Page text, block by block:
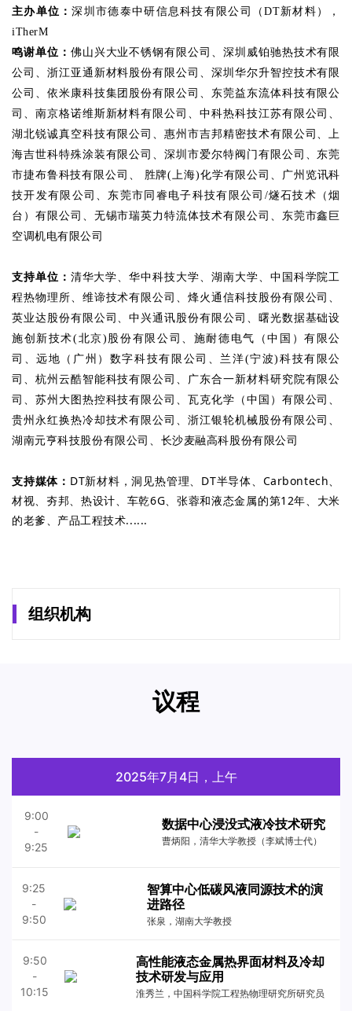
主办单位：深圳市德泰中研信息科技有限公司（DT新材料），
iTherM
鸣谢单位： 佛山兴大业不锈钢有限公司、深圳威铂驰热技术有限
公司、浙江亚通新材料股份有限公司、深圳华尔升智控技术有限
公司、依米康科技集团股份有限公司、东莞益东流体科技有限公
司、南京格诺维斯新材料有限公司、中科热科技江苏有限公司、
湖北锐诚真空科技有限公司、惠州市吉邦精密技术有限公司、上
海吉世科特殊涂装有限公司、深圳市爱尔特阀门有限公司、 东莞
市捷布鲁科技有限公司、
胜牌(上海)化学有限公司、 广州览讯科
技开发有限公司、东莞市同睿电子科技有限公司/燧石技术（烟
台）有限公司、无锡市瑞英力特流体技术有限公司 、 东莞市鑫巨
空调机电有限公司
支持单位： 清华大学、华中科技大学、湖南大学、中国科学院工
程热物理所、维谛技术有限公司、烽火通信科技股份有限公司、
英业达股份有限公司、中兴通讯股份有限公司、曙光数据基础设
施创新技术(北京)股份有限公司、施耐德电气（中国）有限公
司、远地（广州）数字科技有限公司、兰洋(宁波)科技有限公
司、杭州云酷智能科技有限公司、广东合一新材料研究院有限公
司、苏州大图热控科技有限公司、瓦克化学（中国）有限公司、
贵州永红换热冷却技术有限公司、浙江银轮机械股份有限公司、
湖南元亨科技股份有限公司、长沙麦融高科股份有限公司
支持媒体： DT新材料，洞见热管理、DT半导体、Carbontech、
材视、夯邦、热设计、车乾6G、张蓉和液态金属的第12年、大米
的老爹、产品工程技术......
组织机构
议程
2025年7月4日，上午
9:00
-
9:25
数据中心浸没式液冷技术研究
曹炳阳，清华大学教授（李斌博士代）
9:25
-
9:50
智算中心低碳风液同源技术的演
进路径
张泉，湖南大学教授
9:50
-
10:15
高性能液态金属热界面材料及冷却
技术研发与应用
淮秀兰，中国科学院工程热物理研究所研究员